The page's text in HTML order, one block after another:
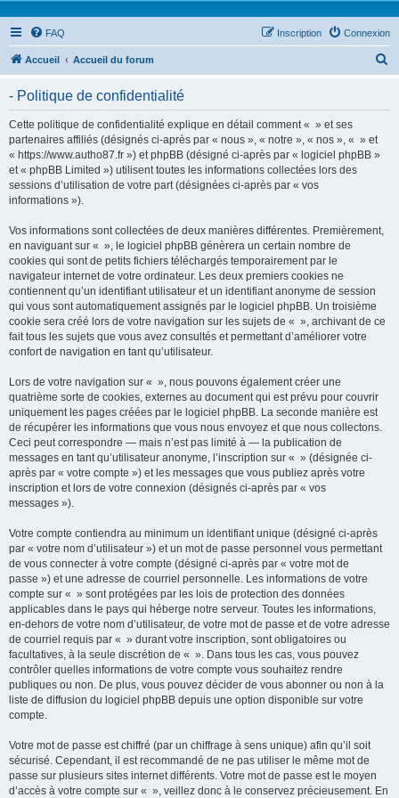
FAQ Connexion
Inscription
Accueil Accueil du forum
- Politique de confidentialité
Cette politique de confidentialité explique en détail comment « » et ses
partenaires affiliés (désignés ci-après par « nous », « notre », « nos », « » et
« https://www.autho87.fr ») et phpBB (désigné ci-après par « logiciel phpBB »
et « phpBB Limited ») utilisent toutes les informations collectées lors des
sessions d’utilisation de votre part (désignées ci-après par « vos
informations »).
Vos informations sont collectées de deux manières différentes. Premièrement,
en naviguant sur « », le logiciel phpBB génèrera un certain nombre de
cookies qui sont de petits fichiers téléchargés temporairement par le
navigateur internet de votre ordinateur. Les deux premiers cookies ne
contiennent qu’un identifiant utilisateur et un identifiant anonyme de session
qui vous sont automatiquement assignés par le logiciel phpBB. Un troisième
cookie sera créé lors de votre navigation sur les sujets de « », archivant de ce
fait tous les sujets que vous avez consultés et permettant d’améliorer votre
confort de navigation en tant qu’utilisateur.
Lors de votre navigation sur « », nous pouvons également créer une
quatrième sorte de cookies, externes au document qui est prévu pour couvrir
uniquement les pages créées par le logiciel phpBB. La seconde manière est
de récupérer les informations que vous nous envoyez et que nous collectons.
Ceci peut correspondre — mais n’est pas limité à — la publication de
messages en tant qu’utilisateur anonyme, l’inscription sur « » (désignée ci-
après par « votre compte ») et les messages que vous publiez après votre
inscription et lors de votre connexion (désignés ci-après par « vos
messages »).
Votre compte contiendra au minimum un identifiant unique (désigné ci-après
par « votre nom d’utilisateur ») et un mot de passe personnel vous permettant
de vous connecter à votre compte (désigné ci-après par « votre mot de
passe ») et une adresse de courriel personnelle. Les informations de votre
compte sur « » sont protégées par les lois de protection des données
applicables dans le pays qui héberge notre serveur. Toutes les informations,
en-dehors de votre nom d’utilisateur, de votre mot de passe et de votre adresse
de courriel requis par « » durant votre inscription, sont obligatoires ou
facultatives, à la seule discrétion de « ». Dans tous les cas, vous pouvez
contrôler quelles informations de votre compte vous souhaitez rendre
publiques ou non. De plus, vous pouvez décider de vous abonner ou non à la
liste de diffusion du logiciel phpBB depuis une option disponible sur votre
compte.
Votre mot de passe est chiffré (par un chiffrage à sens unique) afin qu’il soit
sécurisé. Cependant, il est recommandé de ne pas utiliser le même mot de
passe sur plusieurs sites internet différents. Votre mot de passe est le moyen
d’accès à votre compte sur « », veillez donc à le conservez précieusement. En